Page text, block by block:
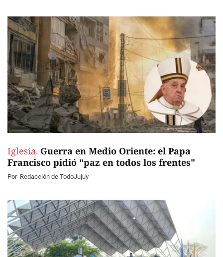
Iglesia. Guerra en Medio Oriente: el Papa
Francisco pidió "paz en todos los frentes"
Por Redacción de TodoJujuy